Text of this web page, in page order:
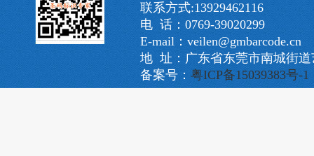
联系方式:13929462116
电 话：0769-39020299
E-mail：veilen@gmbarcode.cn
地 址：广东省东莞市南城街
备案号： 粤ICP备15039383号-1